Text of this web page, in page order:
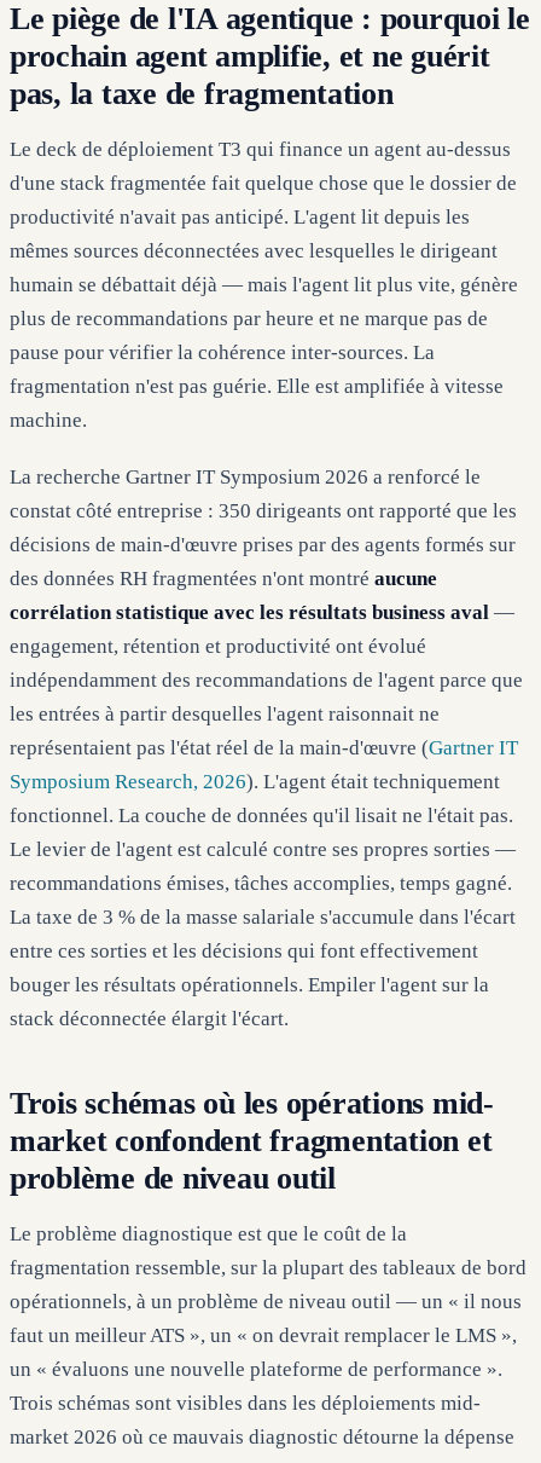
Le piège de l'IA agentique : pourquoi le
prochain agent amplifie, et ne guérit
pas, la taxe de fragmentation
Le deck de déploiement T3 qui finance un agent au-dessus
d'une stack fragmentée fait quelque chose que le dossier de
productivité n'avait pas anticipé. L'agent lit depuis les
mêmes sources déconnectées avec lesquelles le dirigeant
humain se débattait déjà — mais l'agent lit plus vite, génère
plus de recommandations par heure et ne marque pas de
pause pour vérifier la cohérence inter-sources. La
fragmentation n'est pas guérie. Elle est amplifiée à vitesse
machine.
La recherche Gartner IT Symposium 2026 a renforcé le
constat côté entreprise : 350 dirigeants ont rapporté que les
décisions de main-d'œuvre prises par des agents formés sur
des données RH fragmentées n'ont montré aucune
corrélation statistique avec les résultats business aval —
engagement, rétention et productivité ont évolué
indépendamment des recommandations de l'agent parce que
les entrées à partir desquelles l'agent raisonnait ne
représentaient pas l'état réel de la main-d'œuvre (Gartner IT
Symposium Research, 2026). L'agent était techniquement
fonctionnel. La couche de données qu'il lisait ne l'était pas.
Le levier de l'agent est calculé contre ses propres sorties —
recommandations émises, tâches accomplies, temps gagné.
La taxe de 3 % de la masse salariale s'accumule dans l'écart
entre ces sorties et les décisions qui font effectivement
bouger les résultats opérationnels. Empiler l'agent sur la
stack déconnectée élargit l'écart.
Trois schémas où les opérations mid-
market confondent fragmentation et
problème de niveau outil
Le problème diagnostique est que le coût de la
fragmentation ressemble, sur la plupart des tableaux de bord
opérationnels, à un problème de niveau outil — un « il nous
faut un meilleur ATS », un « on devrait remplacer le LMS »,
un « évaluons une nouvelle plateforme de performance ».
Trois schémas sont visibles dans les déploiements mid-
market 2026 où ce mauvais diagnostic détourne la dépense